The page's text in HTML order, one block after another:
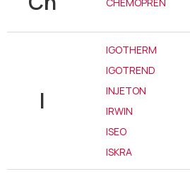
I
IGOTHERM
IGOTREND
INJETON
IRWIN
ISEO
ISKRA